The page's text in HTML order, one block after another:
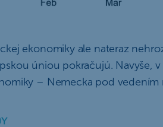
ekonomiky ale nateraz
úniou pokračujú. Navyše,
– Nemecka pod vedením